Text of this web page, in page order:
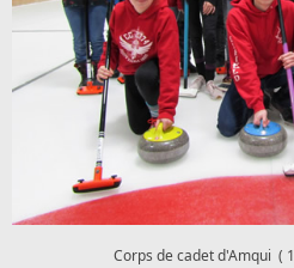
Corps de cadet d'Amqui (